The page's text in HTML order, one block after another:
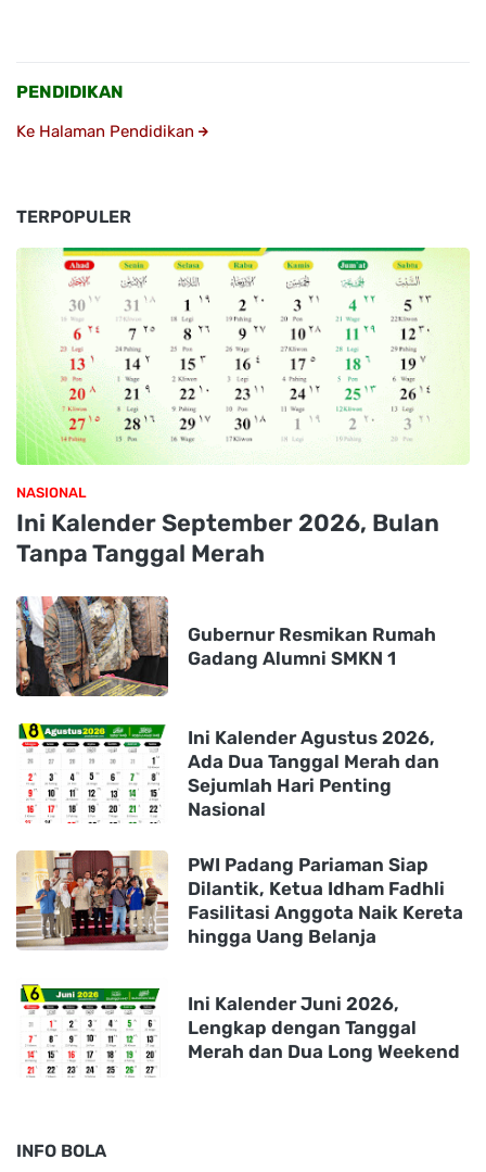
PENDIDIKAN
Ke Halaman Pendidikan
TERPOPULER
NASIONAL
Ini Kalender September 2026, Bulan
Tanpa Tanggal Merah
Gubernur Resmikan Rumah
Gadang Alumni SMKN 1
Ini Kalender Agustus 2026,
Ada Dua Tanggal Merah dan
Sejumlah Hari Penting
Nasional
PWI Padang Pariaman Siap
Dilantik, Ketua Idham Fadhli
Fasilitasi Anggota Naik Kereta
hingga Uang Belanja
Ini Kalender Juni 2026,
Lengkap dengan Tanggal
Merah dan Dua Long Weekend
INFO BOLA